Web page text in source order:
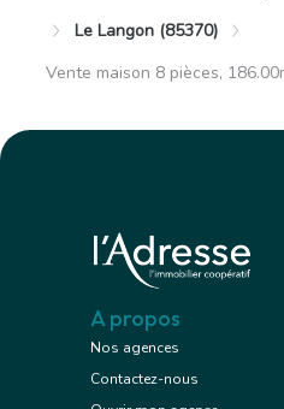
Le Langon (85370)
Vente maison 8 pièces,
A propos
Nos agences
Contactez-nous